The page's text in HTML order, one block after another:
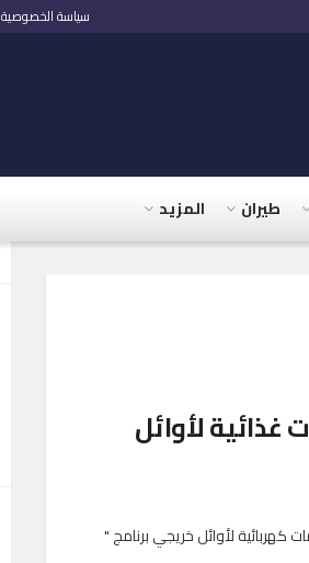
سياسة الخصوصية
طيران المزيد
غذائية لأوائل
خياطة و شنط مهمات كهربائية لأوائل خريجي برنامج "